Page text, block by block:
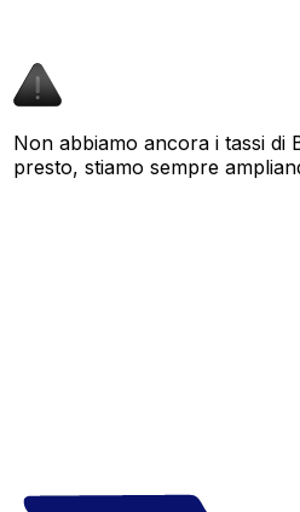
Non abbiamo ancora i tassi di
presto, stiamo sempre